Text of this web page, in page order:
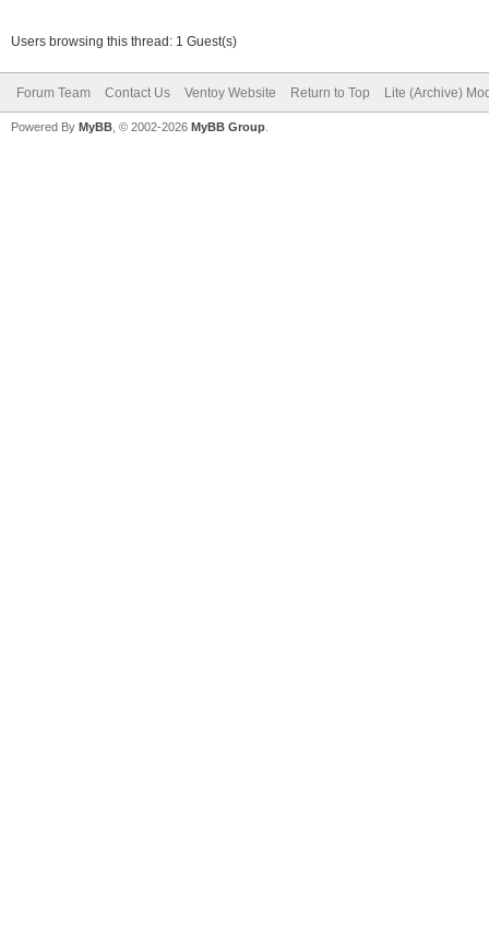
Users browsing this thread: 1 Guest(s)
Forum Team Contact Us Ventoy Website Return to Top Lite (Archive)
Powered By MyBB , © 2002-2026 MyBB Group